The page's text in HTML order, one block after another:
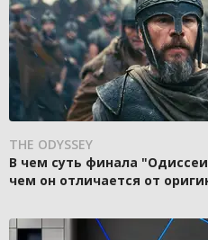
THE ODYSSEY
В чем суть финала
чем он отличается от